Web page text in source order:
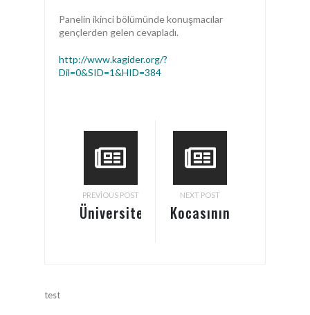
Panelin ikinci bölümünde konuşmacılar
gençlerden gelen cevapladı.
http://www.kagider.org/?
Dil=0&SID=1&HID=384
PREVIOUS POST
Üniversiteyi
NEXT POST
Kocasının
test